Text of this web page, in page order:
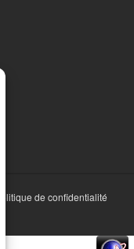
Politique de confidentialité